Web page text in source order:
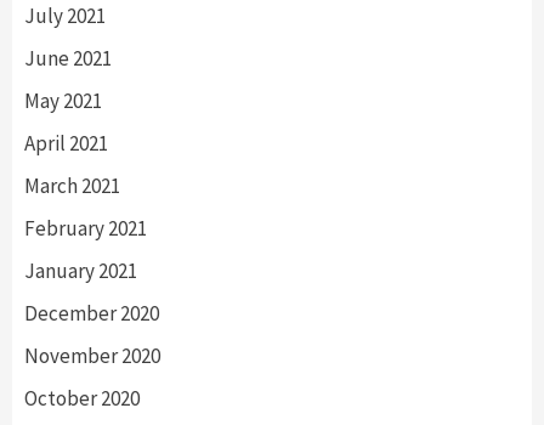
July 2021
June 2021
May 2021
April 2021
March 2021
February 2021
January 2021
December 2020
November 2020
October 2020